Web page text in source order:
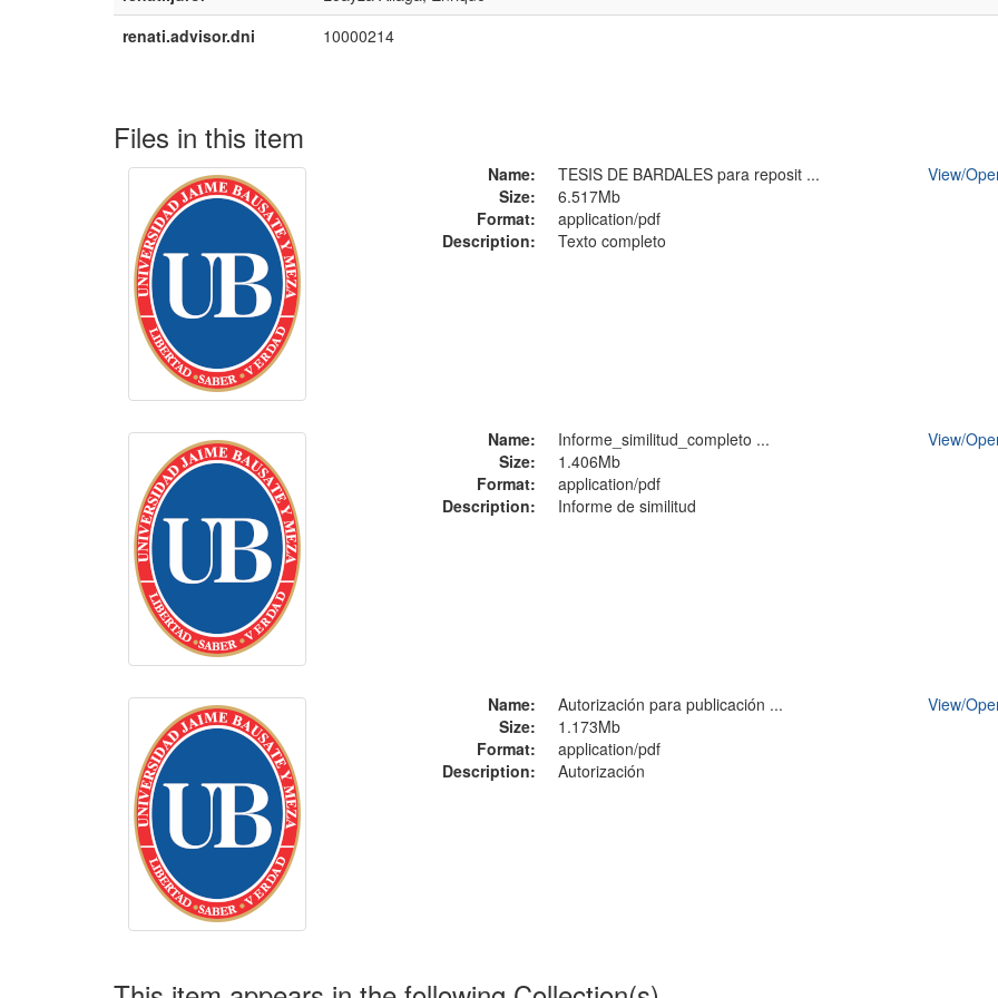
renati.advisor.dni
10000214
Files in this item
Name:
TESIS DE BARDALES para reposit ...
Size:
6.517Mb
Format:
application/pdf
Description:
Texto completo
View/
Name:
Informe_similitud_completo ...
Size:
1.406Mb
Format:
application/pdf
Description:
Informe de similitud
View/
Name:
Autorización para publicación ...
Size:
1.173Mb
Format:
application/pdf
Description:
Autorización
View/